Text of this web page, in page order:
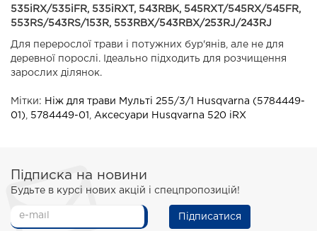
535iRX/535iFR, 535iRXT, 543RBK, 545RXT/545RX/545FR,
553RS/543RS/153R, 553RBX/543RBX/253RJ/243RJ
Для перерослої трави і потужних бур'янів, але не для
деревної порослі. Ідеально підходить для розчищення
зарослих ділянок.
Мітки: Ніж для трави Мульті 255/3/1 Husqvarna (5784449-
01)
5784449-01 Аксесуари Husqvarna 520 iRX
Підписка на новини
Будьте в курсі нових акцій і спецпропозицій!
Підписатися